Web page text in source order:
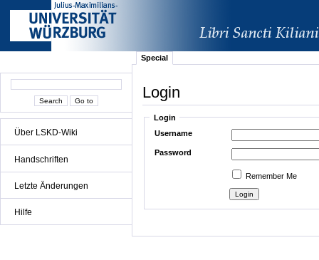
Über LSKD-Wiki
Handschriften
Letzte Änderungen
Hilfe
Special
Login
Login
Username
Password
Remember Me